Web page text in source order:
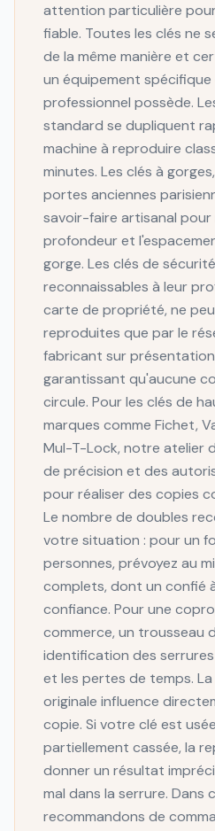
attention particulière
fiable. Toutes les clés ne
de la même manière et
un équipement
professionnel possède.
standard se dupliquent
machine à reproduire
minutes. Les clés à
portes anciennes
savoir-faire artisanal
profondeur et
gorge. Les clés de
reconnaissables à leur
carte de propriété, ne
reproduites que par le
fabricant sur
garantissant qu'aucune
circule. Pour les clés de
marques comme Fichet,
Mul-T-Lock, notre atelier
de précision et des
pour réaliser des copies
Le nombre de doubles
votre situation : pour un
personnes, prévoyez au
complets, dont un confié
confiance. Pour une
commerce, un trousseau
identification des
et les pertes de temps.
originale influence
copie. Si votre clé est
partiellement cassée, la
donner un résultat
mal dans la serrure. Dans
recommandons de